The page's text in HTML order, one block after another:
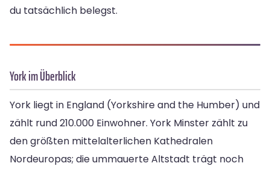
du tatsächlich belegst.
York im Überblick
York liegt in England (Yorkshire and the Humber) und
zählt rund 210.000 Einwohner. York Minster zählt zu
den größten mittelalterlichen Kathedralen
Nordeuropas; die ummauerte Altstadt trägt noch